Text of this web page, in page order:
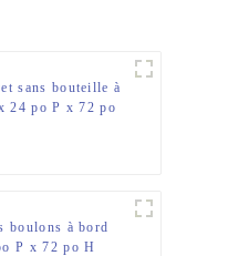
sans bouteille à
24 po P x 72 po
boulons à bord
P x 72 po H